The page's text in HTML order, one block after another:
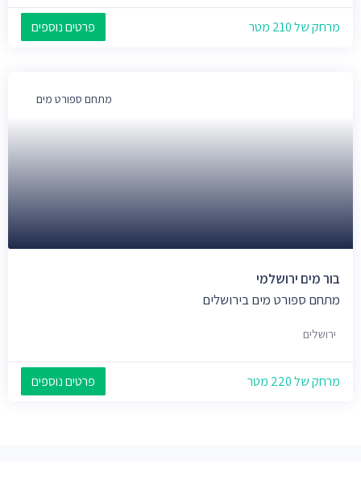
מרחק של 210 מטר פרטים נוספים
מתחם ספורט מים
בור מים ירושלמי
מתחם ספורט מים בירושלים
ירושלים
מרחק של 220 מטר פרטים נוספים